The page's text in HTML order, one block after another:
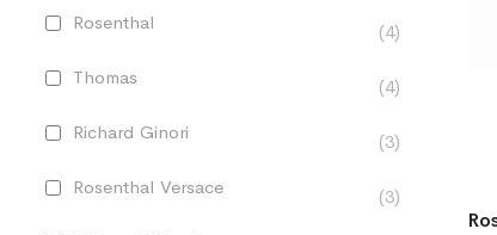
Rosenthal 4
Thomas 4
Richard Ginori 3
Rosenthal Versace 3